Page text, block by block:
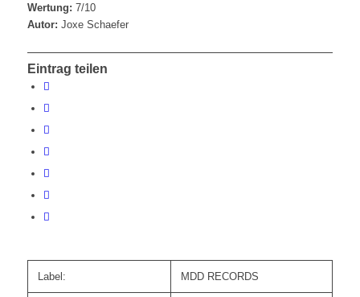
Wertung: 7/10
Autor: Joxe Schaefer
Eintrag teilen
Label: MDD RECORDS